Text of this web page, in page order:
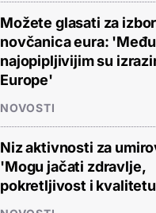
Možete glasati za
novčanica eura: 'Među
najopipljivijim su
Europe'
NOVOSTI
Niz aktivnosti za
'Mogu jačati zdravlje,
pokretljivost i